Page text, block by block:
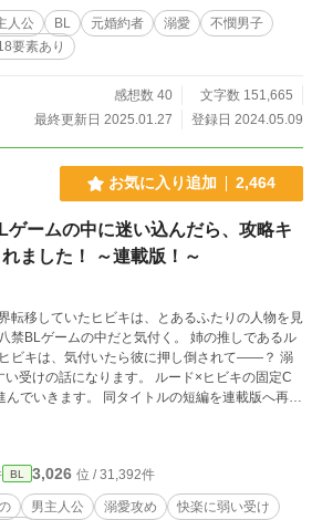
人公 BL 元婚約者 溺愛
不憫男子
要素あり
感想数 40
文字数 151,665
最終更新日 2025.01.27
登録日 2024.05.09
お気に入り追加 2,464
ゲームの中に迷い込んだら、攻略キ
ました！ ～連載版！～
転移していたヒビキは、とあるふたりの人物を見
禁BLゲームの中だと気付く。 姉の推しであるル
ビキは、気付いたら彼に押し倒されて――？ 溺
受けの話になります。 ルード×ヒビキの固定C
トルの短編を連載版へ再構
連載にあたって多少短編版とキャラの性格が違
にも投稿して
BL 3,026 位 / 31,392件
男主人公 溺愛攻め
快楽に弱い受け